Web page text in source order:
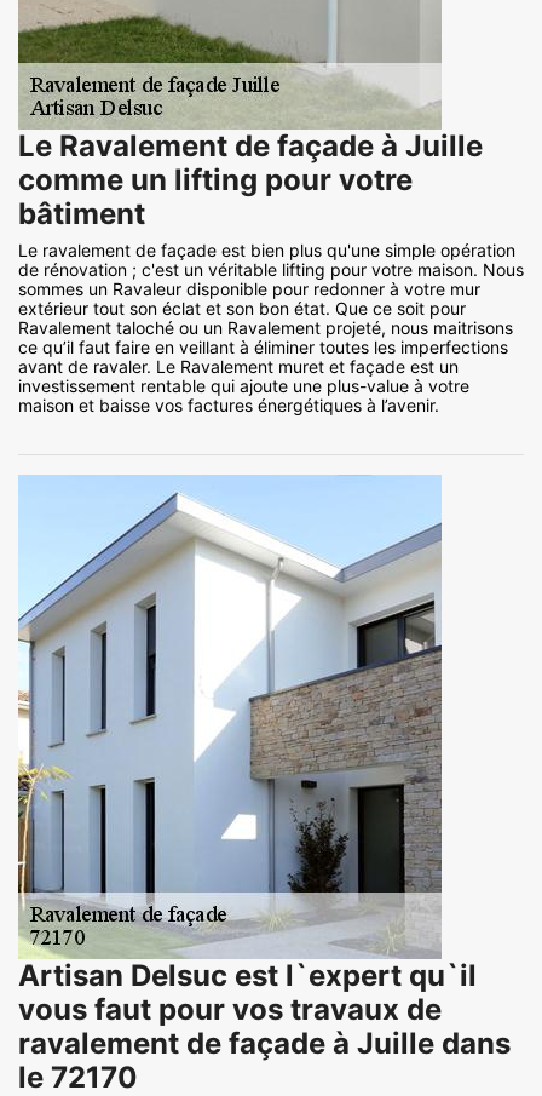
Le Ravalement de façade à Juille
comme un lifting pour votre
bâtiment
Le ravalement de façade est bien plus qu'une simple opération
de rénovation ; c'est un véritable lifting pour votre maison. Nous
sommes un Ravaleur disponible pour redonner à votre mur
extérieur tout son éclat et son bon état. Que ce soit pour
Ravalement taloché ou un Ravalement projeté, nous maitrisons
ce qu’il faut faire en veillant à éliminer toutes les imperfections
avant de ravaler. Le Ravalement muret et façade est un
investissement rentable qui ajoute une plus-value à votre
maison et baisse vos factures énergétiques à l’avenir.
Artisan Delsuc est l`expert qu`il
vous faut pour vos travaux de
ravalement de façade à Juille dans
le 72170